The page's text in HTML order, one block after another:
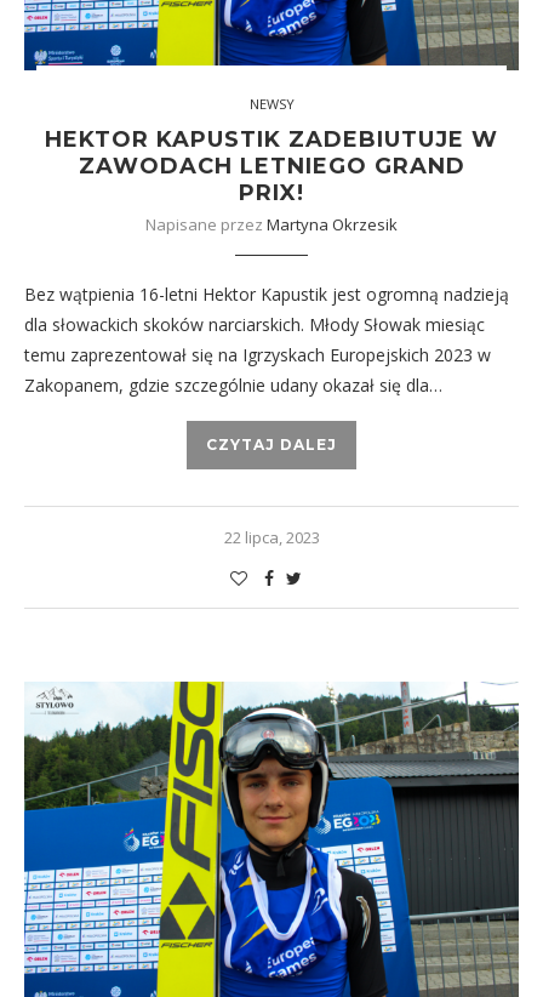
NEWSY
HEKTOR KAPUSTIK ZADEBIUTUJE W
ZAWODACH LETNIEGO GRAND
PRIX!
Napisane przez Martyna Okrzesik
Bez wątpienia 16-letni Hektor Kapustik jest ogromną nadzieją
dla słowackich skoków narciarskich. Młody Słowak miesiąc
temu zaprezentował się na Igrzyskach Europejskich 2023 w
Zakopanem, gdzie szczególnie udany okazał się dla…
CZYTAJ DALEJ
22 lipca, 2023